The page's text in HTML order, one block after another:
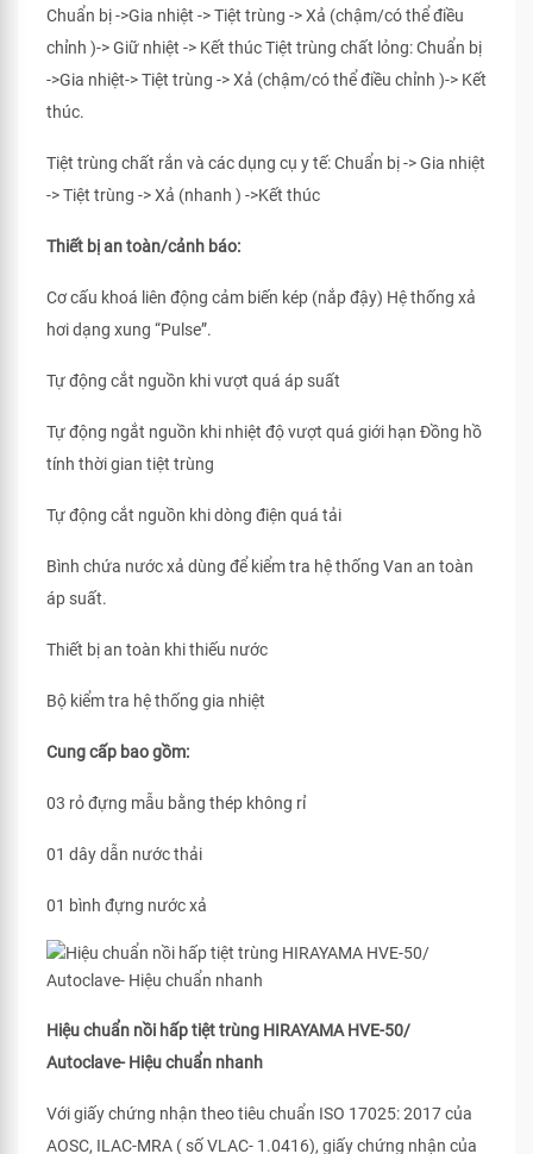
Chuẩn bị ->Gia nhiệt -> Tiệt trùng -> Xả (chậm/có thể điều
chỉnh )-> Giữ nhiệt -> Kết thúc Tiệt trùng chất lỏng: Chuẩn bị
->Gia nhiệt-> Tiệt trùng -> Xả (chậm/có thể điều chỉnh )-> Kết
thúc.
Tiệt trùng chất rắn và các dụng cụ y tế: Chuẩn bị -> Gia nhiệt
-> Tiệt trùng -> Xả (nhanh ) ->Kết thúc
Thiết bị an toàn/cảnh báo:
Cơ cấu khoá liên động cảm biến kép (nắp đậy) Hệ thống xả
hơi dạng xung “Pulse”.
Tự động cắt nguồn khi vượt quá áp suất
Tự động ngắt nguồn khi nhiệt độ vượt quá giới hạn Đồng hồ
tính thời gian tiệt trùng
Tự động cắt nguồn khi dòng điện quá tải
Bình chứa nước xả dùng để kiểm tra hệ thống Van an toàn
áp suất.
Thiết bị an toàn khi thiếu nước
Bộ kiểm tra hệ thống gia nhiệt
Cung cấp bao gồm:
03 rỏ đựng mẫu bằng thép không rỉ
01 dây dẫn nước thải
01 bình đựng nước xả
Hiệu chuẩn nồi hấp tiệt trùng HIRAYAMA HVE-50/
Autoclave- Hiệu chuẩn nhanh
Với giấy chứng nhận theo tiêu chuẩn ISO 17025: 2017 của
AOSC, ILAC-MRA ( số VLAC- 1.0416), giấy chứng nhận của